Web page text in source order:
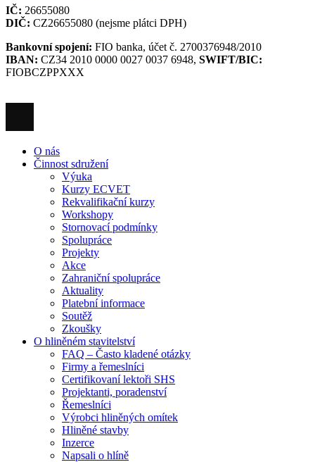
IČ: 26655080
DIČ: CZ26655080 (nejsme plátci DPH)
Bankovní spojení: FIO banka, účet č. 2700376948/2010
IBAN: CZ34 2010 0000 0027 0037 6948, SWIFT/BIC:
FIOBCZPPXXX
O nás
Činnost sdružení
Výuka
Kurzy ECVET
Rekvalifikační kurzy
Workshopy
Stornovací podmínky
Spolupráce
Projekty
Akce
Zahraniční spolupráce
Aktuality
Platební informace
Soutěž
Zkoušky
O hliněném stavitelství
FAQ – Často kladené otázky
Firmy a řemeslníci
Certifikovaní lektoři SHS
Projektanti, poradenství
Řemeslníci
Výrobci hliněných omítek
Hliněné stavby
Inzerce
Napsali o hlíně